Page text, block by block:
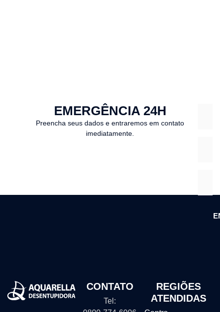
EMERGÊNCIA 24H
Preencha seus dados e entraremos em contato
imediatamente.
CONTATO
Tel:
REGIÕES
ATENDIDAS